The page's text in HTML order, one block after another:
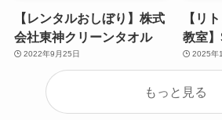
【レンタルおしぼり】株式
会社東神クリーンタオル
2022年9月25日
【リ
教室
2025年
もっと見る